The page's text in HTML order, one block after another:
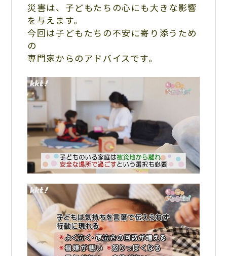
災害は、子どもたちの心にも大きな影響
を与えます。
今回は子どもたちの不安に寄り添うため
の
専門家からのアドバイスです。